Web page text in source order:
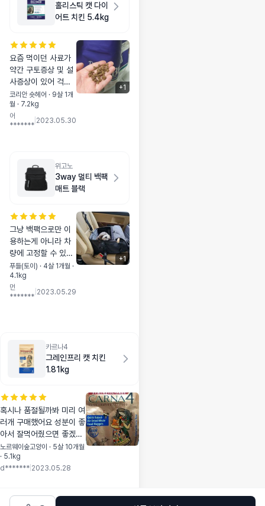
홀리스틱 캣 다이
어트 치킨 5.4kg
요즘 먹이던 사료가
약간 구토증상 및 설
사증상이 있어 걱정
이 되던차에 멍냥보
감을 통해 베스트브
리드를 알게되었어
를했는데 다이어트용
이어서 기호성이 좀
떨어지려나 싶었는데
게도 엄청 잘드시더
라구요:) 알갱이크기
도 적당하고, 구토증
상 및 설사증상도 잡
혀서 너무 좋아요☺
코리안 숏헤어 · 9살 1개
월 · 7.2kg
어
*******
2023.05.30
+1
위고노
3way 멀티 백팩
매트 블랙
그냥 백팩으로만 이
용하는게 아니라 차
량에 고정할 수 있어
서 유용해요! 4.3kg
강아지도 엎드려서
이용할 수 있답니다:)
푸들(토이) · 4살 1개월 ·
4.1kg
먼
*******
2023.05.29
+1
카르나4
그레인프리 캣 치킨
1.81kg
혹시나 품절될까봐 미리 여
러개 구매했어요 성분이 좋
아서 잘먹어줬으면 좋겠어
요 다른 사료보다 크기가
좀 커서 씹지 않고 삼킬땐
좀 걱정되요 크기가 작은것
노르웨이숲고양이 · 5살 10개월
· 5.1kg
d******* 2023.05.28